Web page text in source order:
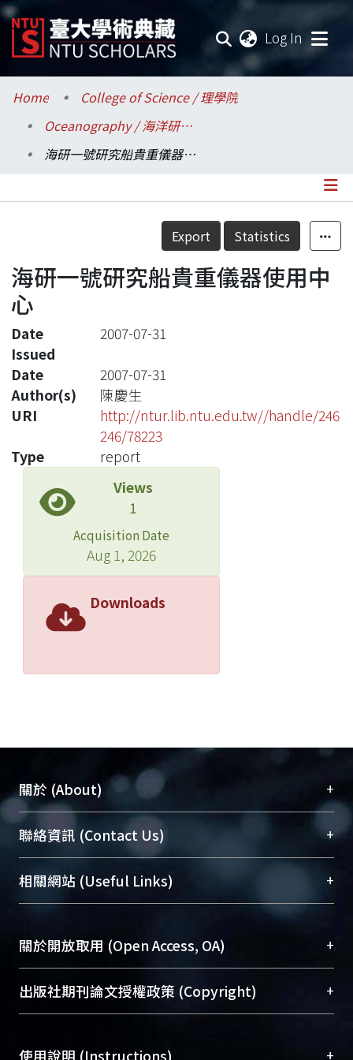
Log In
Communities & Collections
Research Outputs
Statistics
Home
College of Science / 理學院
Oceanography / 海洋研究所
海研一號研究船貴重儀器使用中心
Details
Export Statistics
海研一號研究船貴重儀器使用中
心
Date
Issued
2007-07-31
Date
2007-07-31
Author(s)
陳慶生
URI
http://ntur.lib.ntu.edu.tw//handle/246
246/78223
Type
report
Views
1
Acquisition Date
Aug 1, 2026
Downloads
關於 (About) +
臺大位居世界頂尖大學之列，為永久珍藏及向國際
展現本校豐碩的研究成果及學術能量，圖書館整合
機構典藏（NTUR）與學術庫（AH）不同功能平
台，成為臺大學術典藏NTU scholars。期能整合研
究能量、促進交流合作、保存學術產出、推廣研究
成果。
To permanently archive and promote researcher
profiles and scholarly works, Library integrates the
services of “NTU Repository” with “Academic
聯絡資訊 (Contact Us) +
總館學科館員(Main Library)
醫學圖書館學科館員(Medical Library)
(Social
Sciences Library)
相關網站 (Useful Links) +
關於開放取用 (Open Access, OA) +
開放取用是從使用者角度提升資訊取用性的社會運
動，應用在學術研究上是透過將研究著作公開供使
用逐年攀升。同時可加速研究發展、提升研究影響
出版社期刊論文授權政策 (Copyright) +
使用說明 (Instructions) +